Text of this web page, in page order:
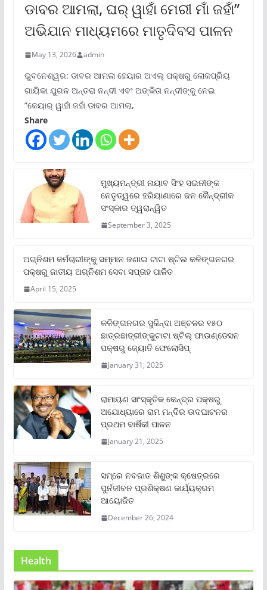
ଡାବର ଆମଲା, ଘର୍ ୱାହାଁ ମେରୀ ମାଁ ଜହାଁ”
ଅଭିଯାନ ମାଧ୍ୟମରେ ମାତୃଦିବସ ପାଳନ
May 13, 2026 admin
ଭୁବନେଶ୍ୱର: ଡାବର ଆମଲା ହେୟାର ଅଏଲ୍ ପକ୍ଷରୁ ଲୋକପ୍ରିୟ
ଗାୟିକା ଯୁଗଳ ଅନ୍ତରା ନନ୍ଦୀ ଏବଂ ଅଙ୍କିତା ନନ୍ଦୀଙ୍କୁ ନେଇ
“କେୟାର୍ ୱାହାଁ ଜହାଁ ଡାବର ଆମଲା,
Share
ମୁଖ୍ୟମନ୍ତ୍ରୀ ନାୟାବ ସିଂହ ସଇନୀଙ୍କ
ନେତୃତ୍ୱରେ ହରିୟାଣାରେ ଜନ କୈନ୍ଦ୍ରୀକ
ସଂସ୍କାର ତ୍ୱରାନ୍ୱିତ
September 3, 2025
ଅଗ୍ନିଶମ କର୍ମଚାରୀଙ୍କୁ ସମ୍ମାନ ଜଣାଇ ଟାଟା ଷ୍ଟିଲ କଳିଙ୍ଗନଗର
ପକ୍ଷରୁ ଜାତୀୟ ଅଗ୍ନିଶମ ସେବା ସପ୍ତାହ ପାଳିତ
April 15, 2025
କଳିଙ୍ଗନଗର ସୁକିନ୍ଦା ଅଞ୍ଚଳର ୧୫୦
ଛାତ୍ରଛାତ୍ରୀଙ୍କୁଟାଟା ଷ୍ଟିଲ୍ ଫାଉଣ୍ଡେସନ
ପକ୍ଷରୁ ଜ୍ୟୋତି ଫେଲୋସିପ୍‌
January 31, 2025
ରାମାୟଣ ସାଂସ୍କୃତିକ କେନ୍ଦ୍ର ପକ୍ଷରୁ
ଅଯୋଧ୍ୟାରେ ରାମ ମନ୍ଦିର ଉଦଘାଟନର
ପ୍ରଥମ ବାର୍ଷିକୀ ପାଳନ
January 21, 2025
ସମ୍‌ରେ ନବଜାତ ଶିଶୁଙ୍କ କ୍ଷେତ୍ରରେ
ପୁର୍ନଜୀବନ ପ୍ରଶିକ୍ଷଣ କାର୍ଯ୍ୟକ୍ରମ
ଆୟୋଜିତ
December 26, 2024
Health